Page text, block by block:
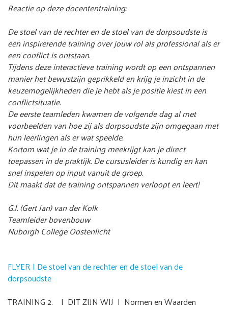
Reactie op deze docententraining:
De stoel van de rechter en de stoel van de dorpsoudste is
een inspirerende training over jouw rol als professional als er
een conflict is ontstaan.
Tijdens deze interactieve training wordt op een ontspannen
manier het bewustzijn geprikkeld en krijg je inzicht in de
keuzemogelijkheden die je hebt als je positie kiest in een
conflictsituatie.
De eerste teamleden kwamen de volgende dag al met
voorbeelden van hoe zij als dorpsoudste zijn omgegaan met
hun leerlingen als er wat speelde.
Kortom wat je in de training meekrijgt kan je direct
toepassen in de praktijk. De cursusleider is kundig en kan
snel inspelen op input vanuit de groep.
Dit maakt dat de training ontspannen verloopt en leert!
G.J. (Gert Jan) van der Kolk
Teamleider bovenbouw
Nuborgh College Oostenlicht
FLYER | De stoel van de rechter en de stoel van de
dorpsoudste
TRAINING 2. | DIT ZIJN WIJ | Normen en Waarden